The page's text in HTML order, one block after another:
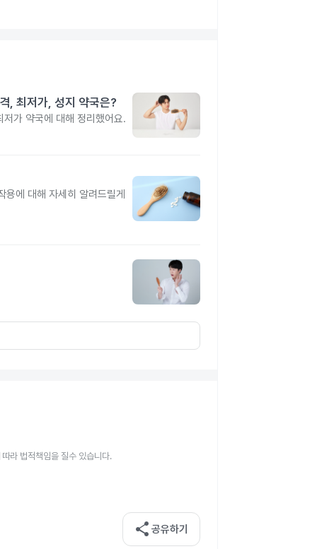
, 최저가, 성지 약국은?
가 약국에 대해 정리했어요.
에 대해 자세히 알려드릴게
라 법적책임을 질수 있습니다.
share 공유하기